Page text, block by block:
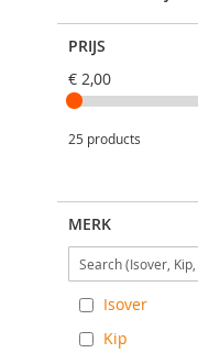
PRIJS
€ 2,00
25 products
MERK
Isover
Kip